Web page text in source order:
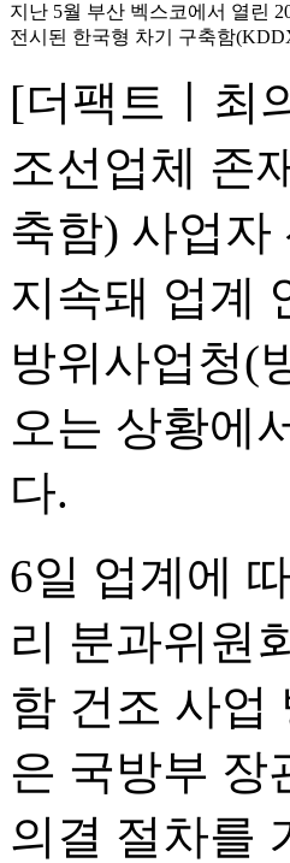
지난 5월 부산 벡스코에서 열린
전시된 한국형 차기 구축함
[더팩트ㅣ최
조선업체 존
축함) 사업자
지속돼 업계
방위사업청(
오는 상황에
다.
6일 업계에
리 분과위원
함 건조 사업
은 국방부 장
의결 절차를